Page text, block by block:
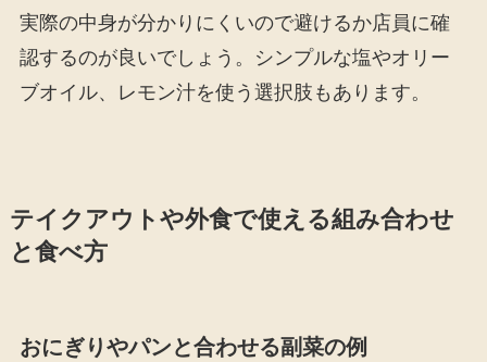
実際の中身が分かりにくいので避けるか店員に確
認するのが良いでしょう。シンプルな塩やオリー
ブオイル、レモン汁を使う選択肢もあります。
テイクアウトや外食で使える組み合わせ
と食べ方
おにぎりやパンと合わせる副菜の例